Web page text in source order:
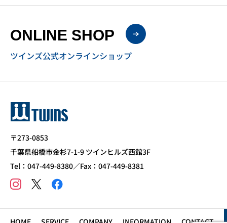
ONLINE SHOP
ツインズ公式オンラインショップ
〒273-0853
千葉県船橋市金杉7-1-9 ツインヒルズ西館3F
Tel：047-449-8380／Fax：047-449-8381